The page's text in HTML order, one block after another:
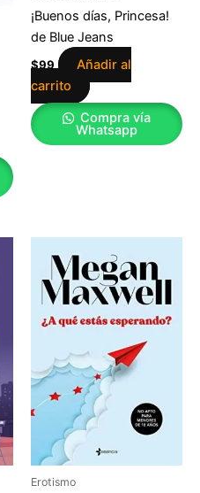
¡Buenos días, Princesa!
de Blue Jeans
$99
Añadir al
carrito
Compra vía
Whatsapp
Erotismo